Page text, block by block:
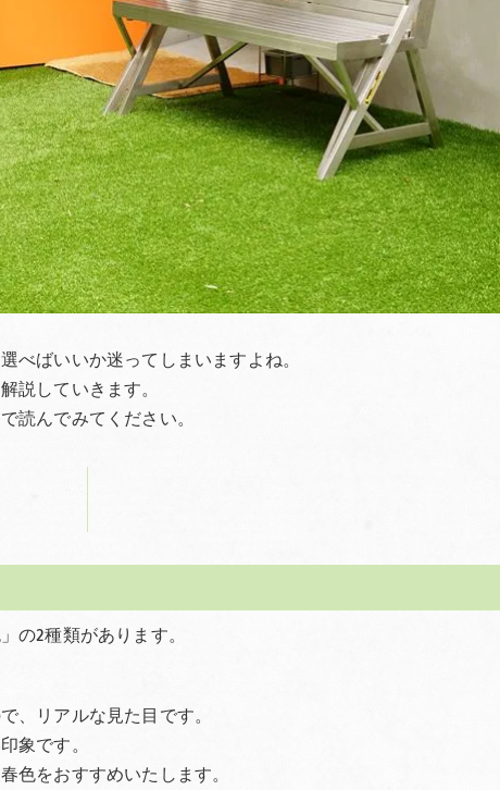
べばいいか迷ってしまいますよね。
説していきます。
読んでみてください。
の2種類があります。
、リアルな見た目です。
象です。
色をおすすめいたします。